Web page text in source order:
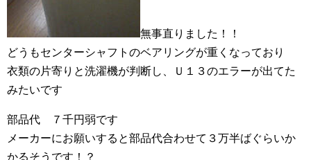
無事直りました！！
どうもセンターシャフトのベアリングが重くなっており
衣類の片寄りと洗濯機が判断し、Ｕ１３のエラーが出てた
みたいです
部品代 ７千円弱です
メーカーにお願いすると部品代合わせて３万半ばぐらいか
かるそうです！？